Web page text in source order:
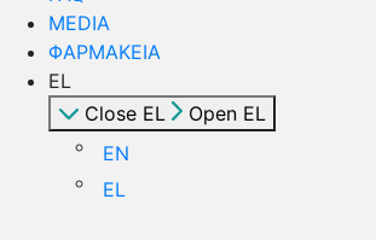
MEDIA
ΦΑΡΜΑΚΕΙΑ
EL
Close EL
Open EL
EN
EL